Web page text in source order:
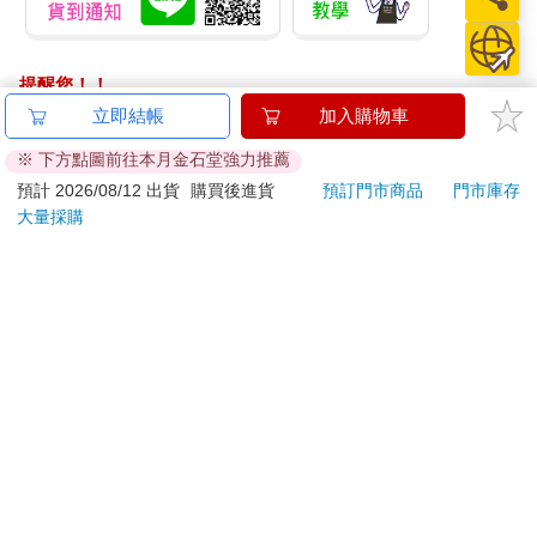
提醒您！！
金石堂及銀行均不會請您操作ATM! 如接獲電話要求您前往
ATM提款機，請不要聽從指示，以免受騙上當！
退換貨須知：
**提醒您，鑑賞期不等於試用期，退回商品須為全新狀態**
立即結帳 加入購物車
※ 下方點圖前往本月金石堂強力推薦
預計 2026/08/12 出貨
購買後進貨 預訂門市商品
門市庫存
大量採購